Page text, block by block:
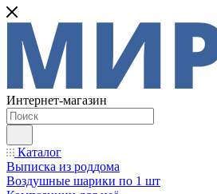
Интернет-магазин
Каталог
Выписка из роддома
Воздушные шарики по 1 шт